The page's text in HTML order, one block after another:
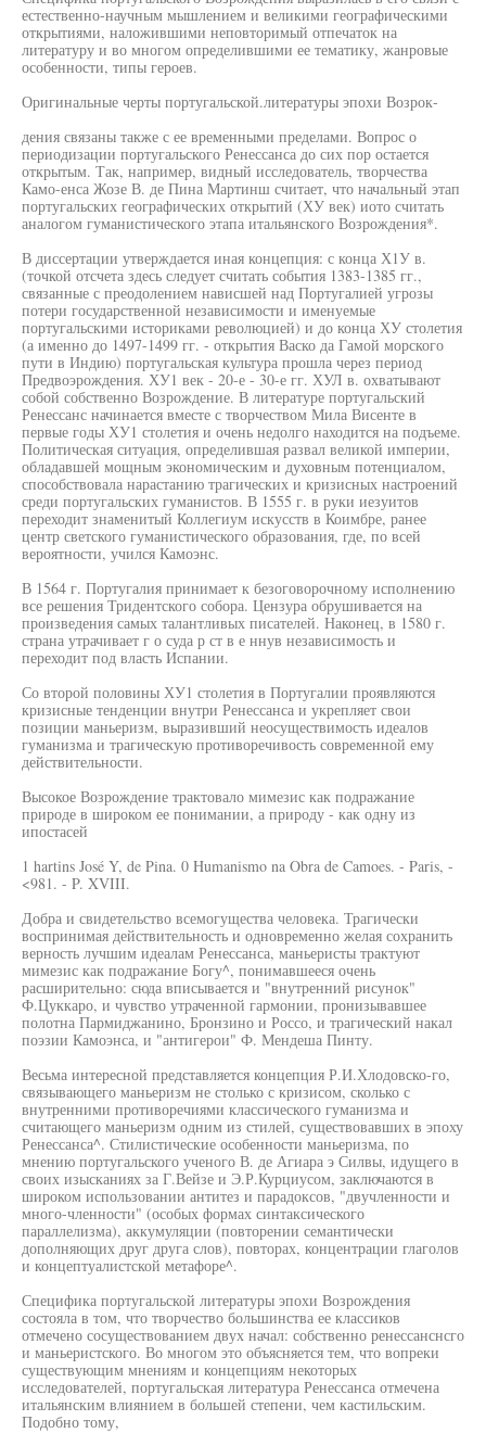
естественно-научным мышлением и великими географическими
открытиями, наложившими неповторимый отпечаток на
литературу и во многом определившими ее тематику, жанровые
особенности, типы героев.
Оригинальные черты португальской.литературы эпохи Возрок-
дения связаны также с ее временными пределами. Вопрос о
периодизации португальского Ренессанса до сих пор остается
открытым. Так, например, видный исследователь, творчества
Камо-енса Жозе В. де Пина Мартинш считает, что начальный этап
португальских географических открытий (ХУ век) иото считать
аналогом гуманистического этапа итальянского Возрождения*.
В диссертации утверждается иная концепция: с конца Х1У в.
(точкой отсчета здесь следует считать события 1383-1385 гг.,
связанные с преодолением нависшей над Португалией угрозы
потери государственной независимости и именуемые
португальскими историками революцией) и до конца ХУ столетия
(а именно до 1497-1499 гг. - открытия Васко да Гамой морского
пути в Индию) португальская культура прошла через период
Предвоэрождения. ХУ1 век - 20-е - 30-е гг. ХУЛ в. охватывают
собой собственно Возрождение. В литературе португальский
Ренессанс начинается вместе с творчеством Мила Висенте в
первые годы ХУ1 столетия и очень недолго находится на подъеме.
Политическая ситуация, определившая развал великой империи,
обладавшей мощным экономическим и духовным потенциалом,
способствовала нарастанию трагических и кризисных настроений
среди португальских гуманистов. В 1555 г. в руки иезуитов
переходит знаменитый Коллегиум искусств в Коимбре, ранее
центр светского гуманистического образования, где, по всей
вероятности, учился Камоэнс.
В 1564 г. Португалия принимает к безоговорочному исполнению
все решения Тридентского собора. Цензура обрушивается на
произведения самых талантливых писателей. Наконец, в 1580 г.
страна утрачивает г о суда р ст в е ннув независимость и
переходит под власть Испании.
Со второй половины ХУ1 столетия в Португалии проявляются
кризисные тенденции внутри Ренессанса и укрепляет свои
позиции маньеризм, выразивший неосуществимость идеалов
гуманизма и трагическую противоречивость современной ему
действительности.
Высокое Возрождение трактовало мимезис как подражание
природе в широком ее понимании, а природу - как одну из
ипостасей
1 hartins José Y, de Pina. 0 Humanismo na Obra de Camoes. - Paris, -
<981. - P. XVIII.
Добра и свидетельство всемогущества человека. Трагически
воспринимая действительность и одновременно желая сохранить
верность лучшим идеалам Ренессанса, маньеристы трактуют
мимезис как подражание Богу^, понимавшееся очень
расширительно: сюда вписывается и "внутренний рисунок"
Ф.Цуккаро, и чувство утраченной гармонии, пронизывавшее
полотна Пармиджанино, Бронзино и Россо, и трагический накал
поэзии Камоэнса, и "антигерои" Ф. Мендеша Пинту.
Весьма интересной представляется концепция Р.И.Хлодовско-го,
связывающего маньеризм не столько с кризисом, сколько с
внутренними противоречиями классического гуманизма и
считающего маньеризм одним из стилей, существовавших в эпоху
Ренессанса^. Стилистические особенности маньеризма, по
мнению португальского ученого В. де Агиара э Силвы, идущего в
своих изысканиях за Г.Вейзе и Э.Р.Курциусом, заключаются в
широком использовании антитез и парадоксов, "двучленности и
много-членности" (особых формах синтаксического
параллелизма), аккумуляции (повторении семантически
дополняющих друг друга слов), повторах, концентрации глаголов
и концептуалистской метафоре^.
Специфика португальской литературы эпохи Возрождения
состояла в том, что творчество большинства ее классиков
отмечено сосуществованием двух начал: собственно ренессанснсго
и маньеристского. Во многом это объясняется тем, что вопреки
существующим мнениям и концепциям некоторых
исследователей, португальская литература Ренессанса отмечена
итальянским влиянием в большей степени, чем кастильским.
Подобно тому,